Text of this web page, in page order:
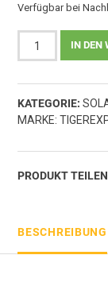
Verfügbar bei
Solartasche
Tiger
Monsun
Edition
160Wp,
wasserdicht,
Kabelsatz
Menge
IN DEN
KATEGORIE:
MARKE:
PRODUKT
BESCHREIBUNG